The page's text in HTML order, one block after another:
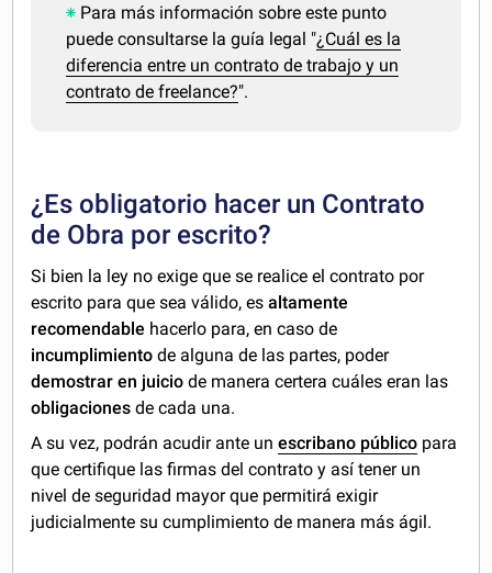
Para más información sobre este punto
puede consultarse la guía legal "¿Cuál es la
diferencia entre un contrato de trabajo y un
contrato de freelance?".
¿Es obligatorio hacer un Contrato
de Obra por escrito?
Si bien la ley no exige que se realice el contrato por
escrito para que sea válido, esaltamente
recomendable hacerlo para, en caso de
incumplimiento de alguna de las partes, poder
demostrar en juicio de manera certera cuáles eran las
obligaciones de cada una.
A su vez, podrán acudir ante unescribano público para
que certifique las firmas del contrato y así tener un
nivel de seguridad mayor que permitirá exigir
judicialmente su cumplimiento de manera más ágil.